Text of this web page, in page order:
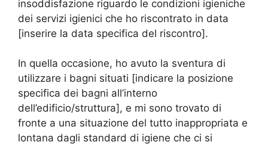
insoddisfazione riguardo le condizioni igieniche
dei servizi igienici che ho riscontrato in data
[inserire la data specifica del riscontro].
In quella occasione, ho avuto la sventura di
utilizzare i bagni situati [indicare la posizione
specifica dei bagni all’interno
dell’edificio/struttura], e mi sono trovato di
fronte a una situazione del tutto inappropriata e
lontana dagli standard di igiene che ci si